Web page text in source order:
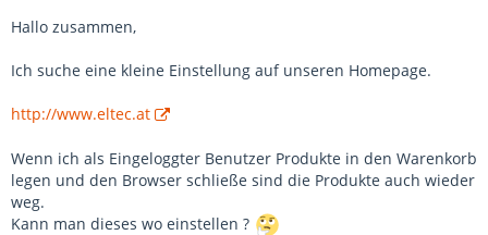
Hallo zusammen,
Ich suche eine kleine Einstellung auf unseren Homepage.
http://www.eltec.at
Wenn ich als Eingeloggter Benutzer Produkte in den Warenkorb
legen und den Browser schließe sind die Produkte auch wieder
weg.
Kann man dieses wo einstellen ?